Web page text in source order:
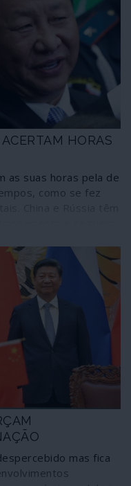
HORAS
as suas horas pela de
como se fez
norte-americana.
nos Estados
Comunista da China
decisivo no
económica ao
“pragmatismo” de
alternativa aos
no Ocidente. São
outros caminhos não
império.
mas fica